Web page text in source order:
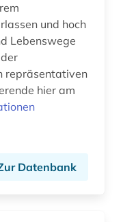
und hoch
Lebenswege
repräsentativen
hier am
Datenbank